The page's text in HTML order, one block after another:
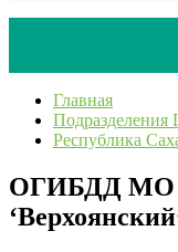
Главная
Республика
ОГИБДД МО